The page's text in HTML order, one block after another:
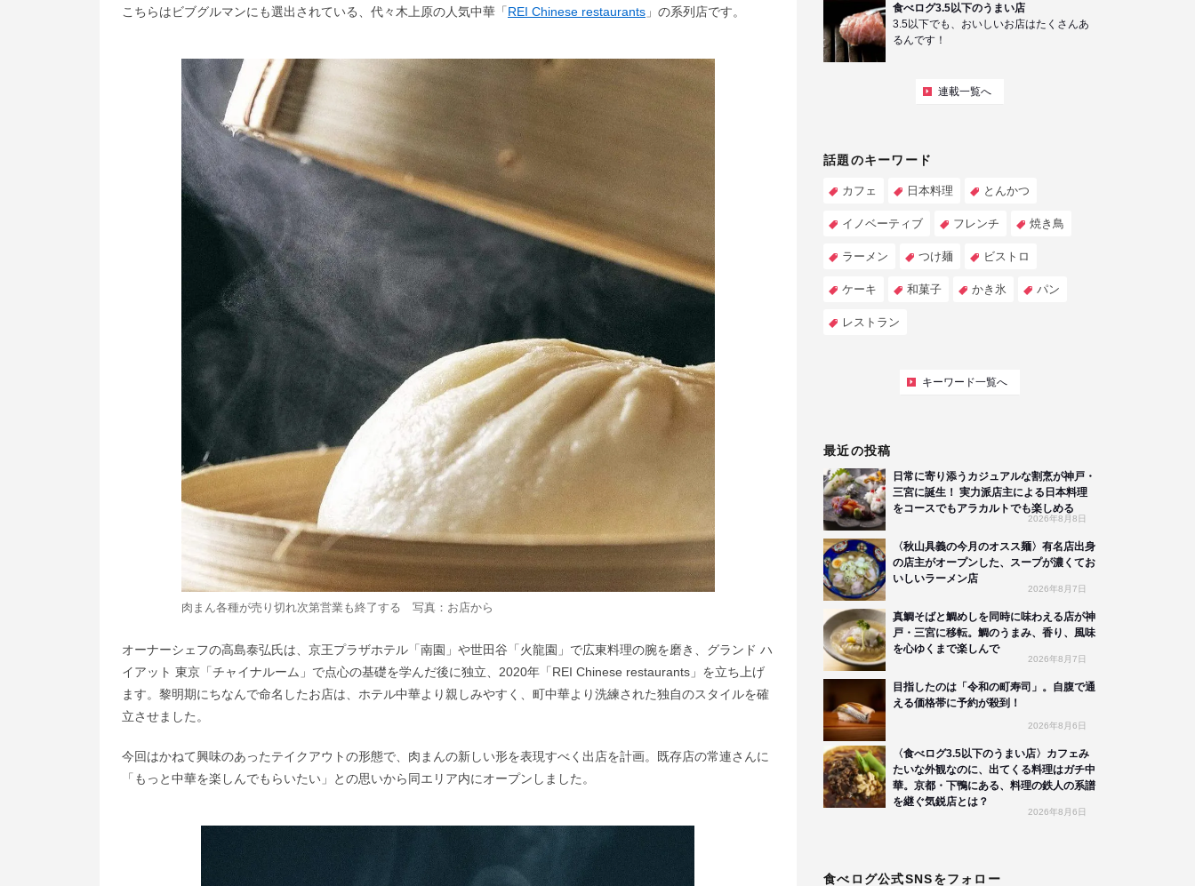
こちらはビブグルマンにも選出されている、代々木上原の人気中華「REI Chinese restaurants 」の系列店です。
肉まん各種が売り切れ次第営業も終了する 写真：お店から
オーナーシェフの高島泰弘氏は、京王プラザホテル「南園」や世田谷「火龍園」で広東料理の腕を磨き、グランド ハ
イアット 東京「チャイナルーム」で点心の基礎を学んだ後に独立、2020年「REI Chinese restaurants」を立ち上げ
ます。黎明期にちなんで命名したお店は、ホテル中華より親しみやすく、町中華より洗練された独自のスタイルを確
立させました。
今回はかねて興味のあったテイクアウトの形態で、肉まんの新しい形を表現すべく出店を計画。既存店の常連さんに
「もっと中華を楽しんでもらいたい」との思いから同エリア内にオープンしました。
食べログ3.5以下のうまい店
3.5以下でも、おいしいお店はたくさんあ
るんです！
連載一覧へ
話題のキーワード
カフェ 日本料理 とんかつ
イノベーティブ フレンチ 焼き鳥
ラーメン つけ麺 ビストロ
ケーキ 和菓子 かき氷 パン
レストラン
キーワード一覧へ
最近の投稿
日常に寄り添うカジュアルな割烹が神戸・
三宮に誕生！ 実力派店主による日本料理
をコースでもアラカルトでも楽しめる
2026年8月8日
〈秋山具義の今月のオスス麺〉有名店出身
の店主がオープンした、スープが濃くてお
いしいラーメン店
2026年8月7日
真鯛そばと鯛めしを同時に味わえる店が神
戸・三宮に移転。鯛のうまみ、香り、風味
を心ゆくまで楽しんで
2026年8月7日
目指したのは「令和の町寿司」。自腹で通
える価格帯に予約が殺到！
2026年8月6日
〈食べログ3.5以下のうまい店〉カフェみ
たいな外観なのに、出てくる料理はガチ中
華。京都・下鴨にある、料理の鉄人の系譜
を継ぐ気鋭店とは？
2026年8月6日
食べログ公式SNSをフォロー